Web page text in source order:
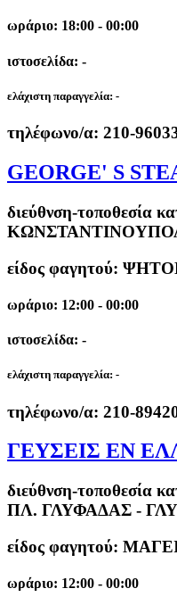
ωράριο: 18:00 - 00:00
ιστοσελίδα: -
ελάχιστη παραγγελία: -
τηλέφωνο/α: 210-
GEORGE' S
διεύθνση-τοποθεσία
είδος φαγητού:
ωράριο: 12:00 - 00:00
ιστοσελίδα: -
ελάχιστη παραγγελία: -
τηλέφωνο/α: 210-
ΓΕΥΣΕΙΣ ΕΝ
διεύθνση-τοποθεσία
ΠΛ. ΓΛΥΦΑΔΑΣ -
είδος φαγητού:
ωράριο: 12:00 - 00:00